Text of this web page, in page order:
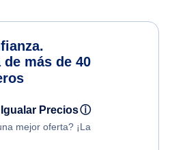
más de 40
Igualar Preciosⓘ
mejor oferta? ¡La